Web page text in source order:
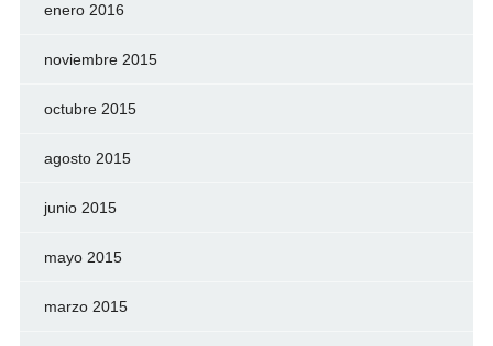
enero 2016
noviembre 2015
octubre 2015
agosto 2015
junio 2015
mayo 2015
marzo 2015